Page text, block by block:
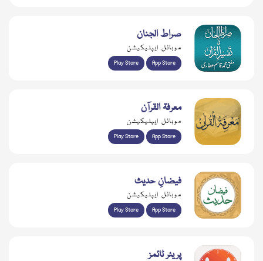
صراط الجنان
موبائل ایپلیکیشن
Play Store App Store
معرفۃ القرآن
موبائل ایپلیکیشن
Play Store App Store
فیضانِ حدیث
موبائل ایپلیکیشن
Play Store App Store
پریئر ٹائمز